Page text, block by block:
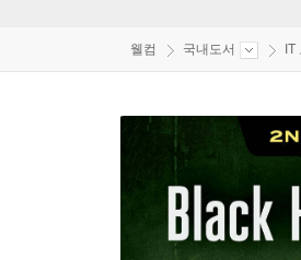
웰컴 국내도서 IT